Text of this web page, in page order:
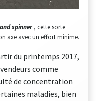
spinner, cette sorte
axe avec un effort minime.
du printemps 2017,
comme
de concentration
maladies, bien